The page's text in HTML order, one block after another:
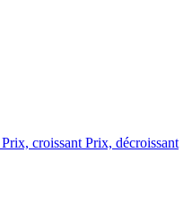
Prix, croissantPrix, décroissant